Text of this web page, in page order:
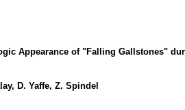
Appearance of "Falling Gallstones"
D. Yaffe, Z. Spindel